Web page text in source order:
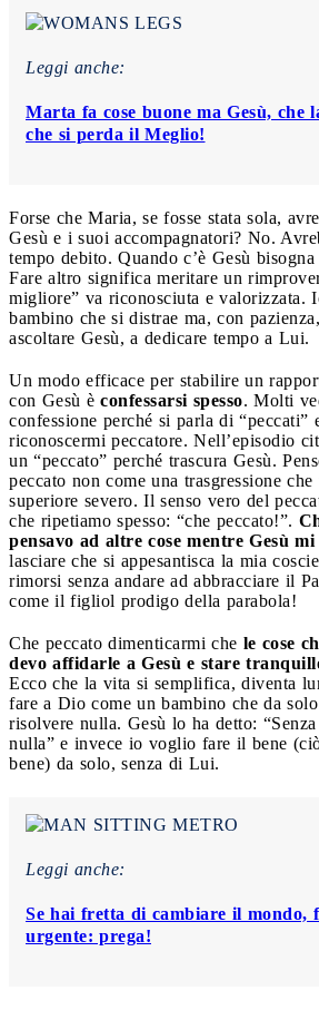
Leggi anche:
Marta fa cose buone ma Gesù, che
che si perda il Meglio!
Forse che Maria, se fosse stata sola,
Gesù e i suoi accompagnatori? No.
tempo debito. Quando c’è Gesù bisogna
Fare altro significa meritare un
migliore” va riconosciuta e valorizzata.
bambino che si distrae ma, con
ascoltare Gesù, a dedicare tempo a Lui.
Un modo efficace per stabilire un
con Gesù è confessarsi spesso. Molti
confessione perché si parla di “peccati”
riconoscermi peccatore. Nell’episodio
un “peccato” perché trascura Gesù.
peccato non come una trasgressione
superiore severo. Il senso vero del
che ripetiamo spesso: “che peccato!”.
pensavo ad altre cose mentre Gesù
lasciare che si appesantisca la mia
rimorsi senza andare ad abbracciare il
come il figliol prodigo della parabola!
Che peccato dimenticarmi che le cose
devo affidarle a Gesù e stare
Ecco che la vita si semplifica, diventa
fare a Dio come un bambino che da
risolvere nulla. Gesù lo ha detto:
nulla” e invece io voglio fare il bene
bene) da solo, senza di Lui.
Leggi anche:
Se hai fretta di cambiare il mondo,
urgente: prega!